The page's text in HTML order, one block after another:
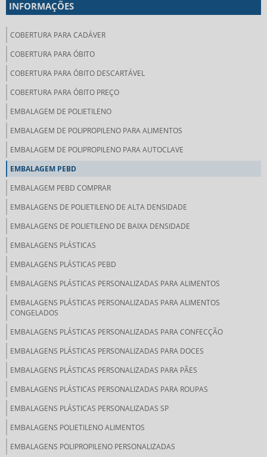
INFORMAÇÕES
COBERTURA PARA CADÁVER
COBERTURA PARA ÓBITO
COBERTURA PARA ÓBITO DESCARTÁVEL
COBERTURA PARA ÓBITO PREÇO
EMBALAGEM DE POLIETILENO
EMBALAGEM DE POLIPROPILENO PARA ALIMENTOS
EMBALAGEM DE POLIPROPILENO PARA AUTOCLAVE
EMBALAGEM PEBD
EMBALAGEM PEBD COMPRAR
EMBALAGENS DE POLIETILENO DE ALTA DENSIDADE
EMBALAGENS DE POLIETILENO DE BAIXA DENSIDADE
EMBALAGENS PLÁSTICAS
EMBALAGENS PLÁSTICAS PEBD
EMBALAGENS PLÁSTICAS PERSONALIZADAS PARA ALIMENTOS
EMBALAGENS PLÁSTICAS PERSONALIZADAS PARA ALIMENTOS
CONGELADOS
EMBALAGENS PLÁSTICAS PERSONALIZADAS PARA CONFECÇÃO
EMBALAGENS PLÁSTICAS PERSONALIZADAS PARA DOCES
EMBALAGENS PLÁSTICAS PERSONALIZADAS PARA PÃES
EMBALAGENS PLÁSTICAS PERSONALIZADAS PARA ROUPAS
EMBALAGENS PLÁSTICAS PERSONALIZADAS SP
EMBALAGENS POLIETILENO ALIMENTOS
EMBALAGENS POLIPROPILENO PERSONALIZADAS